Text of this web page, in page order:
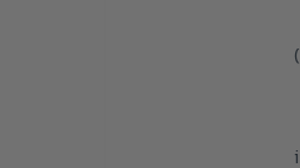
(
i